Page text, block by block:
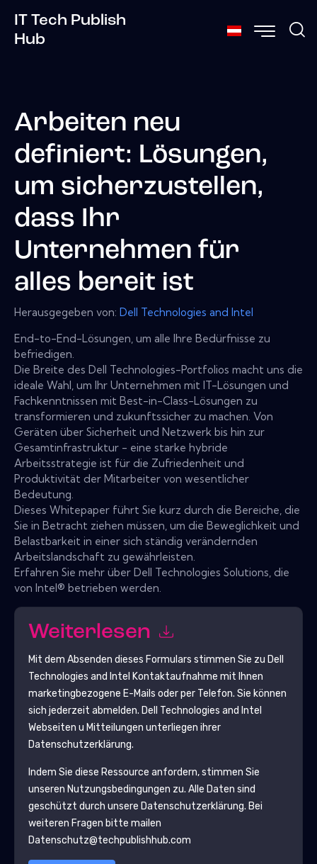
IT Tech Publish
Hub
Arbeiten neu
definiert: Lösungen,
um sicherzustellen,
dass Ihr
Unternehmen für
alles bereit ist
Herausgegeben von: Dell Technologies and Intel
End-to-End-Lösungen, um alle Ihre Bedürfnisse zu
befriedigen.
Die Breite des Dell Technologies-Portfolios macht uns die
ideale Wahl, um Ihr Unternehmen mit IT-Lösungen und
Fachkenntnissen mit Best-in-Class-Lösungen zu
transformieren und zukunftssicher zu machen. Von
Geräten über Sicherheit und Netzwerk bis hin zur
Gesamtinfrastruktur - eine starke hybride
Arbeitsstrategie ist für die Zufriedenheit und
Produktivität der Mitarbeiter von wesentlicher
Bedeutung.
Dieses Whitepaper führt Sie kurz durch die Bereiche, die
Sie in Betracht ziehen müssen, um die Beweglichkeit und
Belastbarkeit in einer sich ständig verändernden
Arbeitslandschaft zu gewährleisten.
Erfahren Sie mehr über Dell Technologies Solutions, die
von Intel® betrieben werden.
Weiterlesen
Mit dem Absenden dieses Formulars stimmen Sie zu Dell
Technologies and Intel Kontaktaufnahme mit Ihnen
marketingbezogene E-Mails oder per Telefon. Sie können
sich jederzeit abmelden. Dell Technologies and Intel
Webseiten u Mitteilungen unterliegen ihrer
Datenschutzerklärung.
Indem Sie diese Ressource anfordern, stimmen Sie
unseren Nutzungsbedingungen zu. Alle Daten sind
geschützt durch unsere Datenschutzerklärung. Bei
weiteren Fragen bitte mailen
Datenschutz@techpublishhub.com